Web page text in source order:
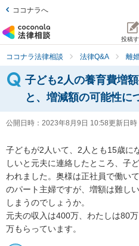
ココナラへ
投稿
ココナラ法律相談 法律Q&A 離
子ども2人の養育費増
と、増減額の可能性に
公開日時： 2023年8月9日 10:58更新日時
子どもが2人いて、2人とも15歳に
しいと元夫に連絡したところ、子
われました。奥様は正社員で働い
のパート主婦ですが、増額は難し
しまうのでしょうか。
元夫の収入は400万、わたしは80
万もらっています。